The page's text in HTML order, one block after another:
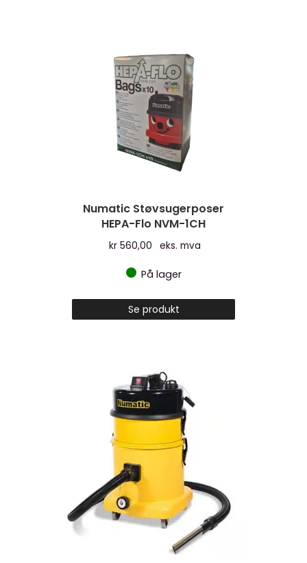
Numatic Støvsugerposer
HEPA-Flo NVM-1CH
kr 560,00 eks. mva
På lager
Se produkt